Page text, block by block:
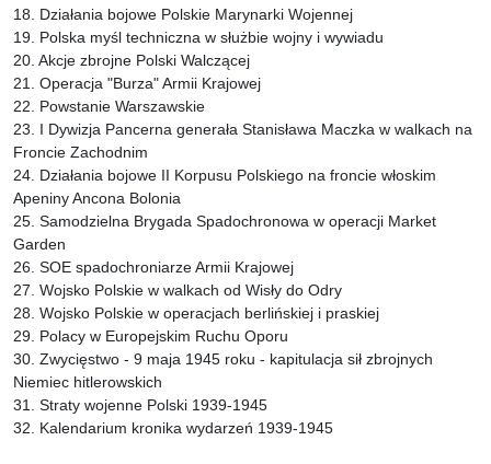
18. Działania bojowe Polskie Marynarki Wojennej
19. Polska myśl techniczna w służbie wojny i wywiadu
20. Akcje zbrojne Polski Walczącej
21. Operacja "Burza" Armii Krajowej
22. Powstanie Warszawskie
23. I Dywizja Pancerna generała Stanisława Maczka w walkach na
Froncie Zachodnim
24. Działania bojowe II Korpusu Polskiego na froncie włoskim
Apeniny Ancona Bolonia
25. Samodzielna Brygada Spadochronowa w operacji Market
Garden
26. SOE spadochroniarze Armii Krajowej
27. Wojsko Polskie w walkach od Wisły do Odry
28. Wojsko Polskie w operacjach berlińskiej i praskiej
29. Polacy w Europejskim Ruchu Oporu
30. Zwycięstwo - 9 maja 1945 roku - kapitulacja sił zbrojnych
Niemiec hitlerowskich
31. Straty wojenne Polski 1939-1945
32. Kalendarium kronika wydarzeń 1939-1945